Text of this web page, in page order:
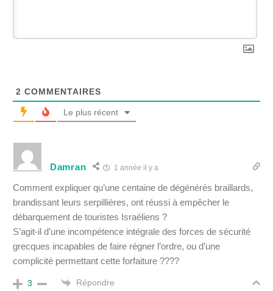
2 COMMENTAIRES
Le plus récent
Damran 1 année il y a
Comment expliquer qu’une centaine de dégénérés braillards,
brandissant leurs serpillières, ont réussi à empêcher le
débarquement de touristes Israéliens ?
S’agit-il d’une incompétence intégrale des forces de sécurité
grecques incapables de faire régner l’ordre, ou d’une
complicité permettant cette forfaiture ????
3 Répondre